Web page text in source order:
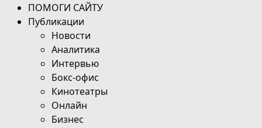
ПОМОГИ САЙТУ
Публикации
Новости
Аналитика
Интервью
Бокс-офис
Кинотеатры
Онлайн
Бизнес